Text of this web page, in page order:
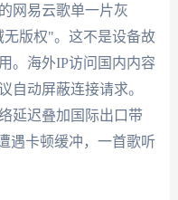
网易云歌单一片灰
版权"。这不是设备故
。海外IP访问国内内容
自动屏蔽连接请求。
延迟叠加国际出口带
遇卡顿缓冲，一首歌听